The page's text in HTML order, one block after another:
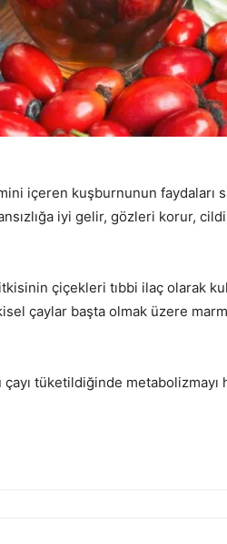
içeren kuşburnunun faydaları
iyi gelir, gözleri korur,
çiçekleri tıbbi ilaç olarak
çaylar başta olmak üzere
tüketildiğinde metabolizmayı